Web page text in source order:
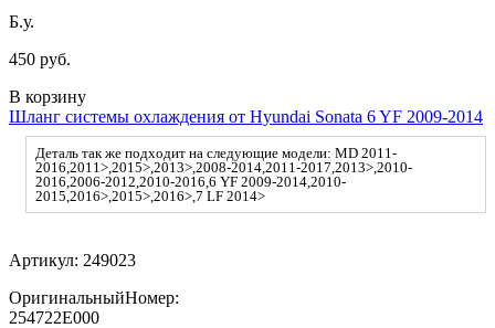
Б.у.
450 руб.
В корзину
Шланг системы охлаждения от Hyundai Sonata 6 YF 2009-2014
Деталь так же подходит на следующие модели: MD 2011-
2016,2011>,2015>,2013>,2008-2014,2011-2017,2013>,2010-
2016,2006-2012,2010-2016,6 YF 2009-2014,2010-
2015,2016>,2015>,2016>,7 LF 2014>
Артикул: 249023
ОригинальныйНомер:
254722E000